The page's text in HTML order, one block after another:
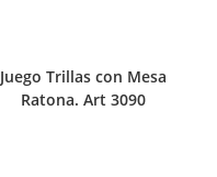
Juego Trillas con Mesa
Ratona. Art 3090